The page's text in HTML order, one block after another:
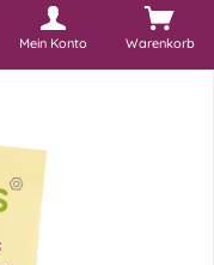
Warenkorb
Mein Konto